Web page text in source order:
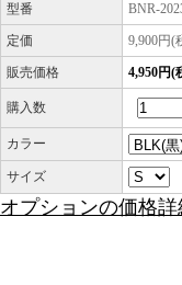
型番 BNR-
定価 9,900円(
販売価格 4,950円(
購入数
カラー
サイズ
オプションの価格